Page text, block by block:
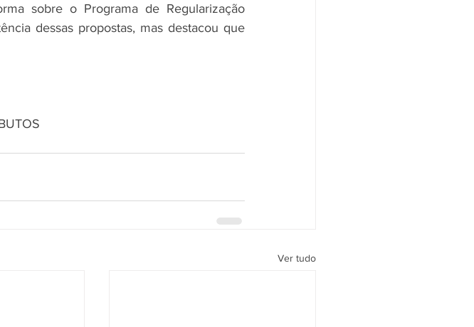
sobre o Programa de Regularização
dessas propostas, mas destacou que
Ver tudo